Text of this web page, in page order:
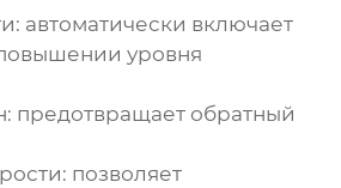
автоматически включает
уровня
предотвращает обратный
позволяет